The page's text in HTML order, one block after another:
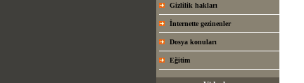
Gizlilik hakları
İnternette gezinenler
Dosya konuları
Eğitim